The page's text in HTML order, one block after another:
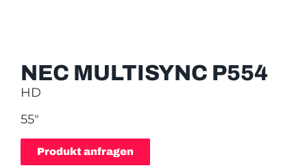
NEC MULTISYNC P554
HD
55″
Produkt anfragen